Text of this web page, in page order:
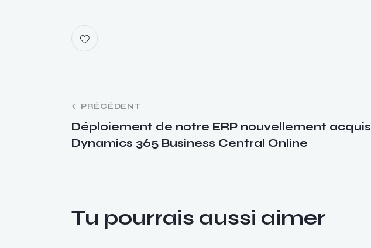
PRÉCÉDENT
Déploiement de notre ERP nouvellement acquis
Dynamics 365 Business Central Online
Tu pourrais aussi aimer